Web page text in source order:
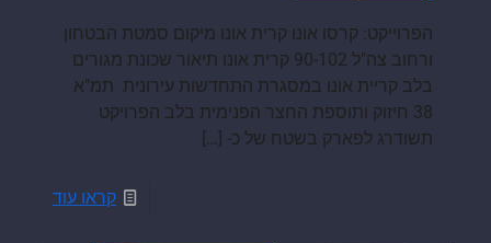
הפרוייקט: קרסו אונו קרית אונו מיקום סמטת הבטחון
ורחוב צה"ל 90-102 קרית אונו תיאור שכונת מגורים
בלב קריית אונו במסגרת התחדשות עירונית תמ"א
38 חיזוק ותוספת החצר הפנימית בלב הפרויקט
תשודרג לפארק בשטח של כ- […]
קראו עוד